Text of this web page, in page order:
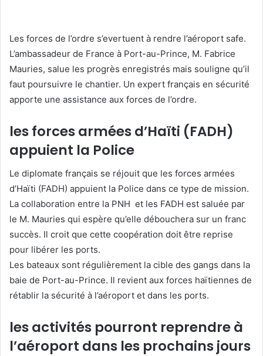
Les forces de l’ordre s’evertuent à rendre l’aéroport safe.
L’ambassadeur de France à Port-au-Prince, M. Fabrice
Mauries, salue les progrès enregistrés mais souligne qu’il
faut poursuivre le chantier. Un expert français en sécurité
apporte une assistance aux forces de l’ordre.
les forces armées d’Haïti (FADH)
appuient la Police
Le diplomate français se réjouit que les forces armées
d’Haïti (FADH) appuient la Police dans ce type de mission.
La collaboration entre la PNH et les FADH est saluée par
le M. Mauries qui espère qu’elle débouchera sur un franc
succès. Il croit que cette coopération doit être reprise
pour libérer les ports.
Les bateaux sont régulièrement la cible des gangs dans la
baie de Port-au-Prince. Il revient aux forces haïtiennes de
rétablir la sécurité à l’aéroport et dans les ports.
les activités pourront reprendre à
l’aéroport dans les prochains jours